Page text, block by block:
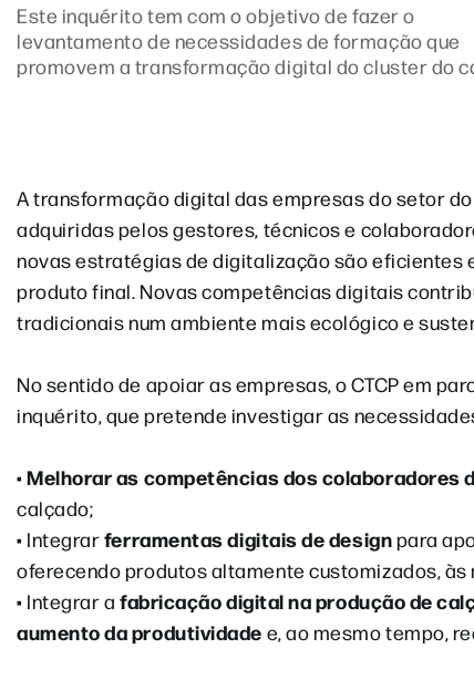
Este inquérito tem com o objetivo de fazer o
levantamento de necessidades de formação que
promovem a transformação digital do cluster do
A transformação digital das empresas do setor
adquiridas pelos gestores, técnicos e
novas estratégias de digitalização são eficientes
produto final. Novas competências digitais
tradicionais num ambiente mais ecológico e
No sentido de apoiar as empresas, o CTCP em
inquérito, que pretende investigar as
•Melhorar as competências dos colaboradores
calçado;
• Integrarferramentas digitais de designpara
oferecendo produtos altamente customizados,
• Integrar afabricação digital na produção de
aumento da produtividade e, ao mesmo tempo,